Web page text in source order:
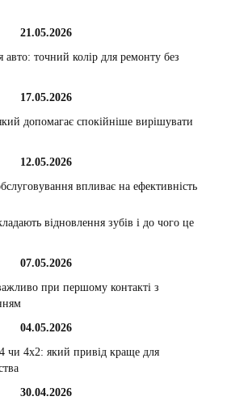
21.05.2026
авто: точний колір для ремонту без
17.05.2026
допомагає спокійніше вирішувати
12.05.2026
впливає на ефективність
відновлення зубів і до чого це
07.05.2026
при першому контакті з
04.05.2026
чи 4х2: який привід краще для
30.04.2026